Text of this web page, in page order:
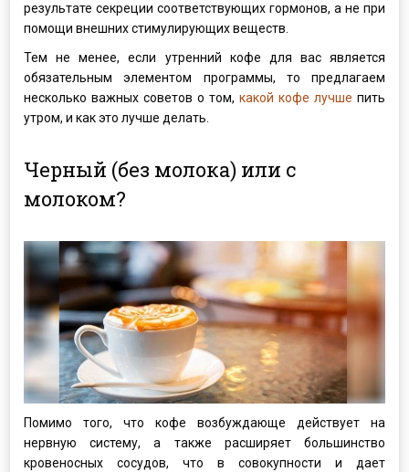
результате секреции соответствующих гормонов, а не при
помощи внешних стимулирующих веществ.
Тем не менее, если утренний кофе для вас является
обязательным элементом программы, то предлагаем
несколько важных советов о том, какой кофе лучше пить
утром, и как это лучше делать.
Черный (без молока) или с
молоком?
Помимо того, что кофе возбуждающе действует на
нервную систему, а также расширяет большинство
кровеносных сосудов, что в совокупности и дает